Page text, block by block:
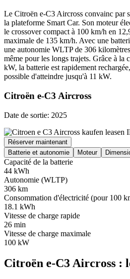
Le Citroën e-C3 Aircross convainc par
la plateforme Smart Car. Son moteur
le crossover compact à 100 km/h en
maximale de 135 km/h. Avec une
une autonomie WLTP de 306
même pour les longs trajets. Grâce à la
kW, la batterie est rapidement
possible d'atteindre jusqu'à 11 kW.
Citroën e-C3 Aircross
Date de sortie: 2025
Réserver maintenant
Batterie et autonomie
Moteur
Capacité de la batterie
44 kWh
Autonomie (WLTP)
306 km
Consommation d'électricité (pour 100
18.1 kWh
Vitesse de charge rapide
26 min
Vitesse de charge maximale
100 kW
Citroën e-C3 Aircross :